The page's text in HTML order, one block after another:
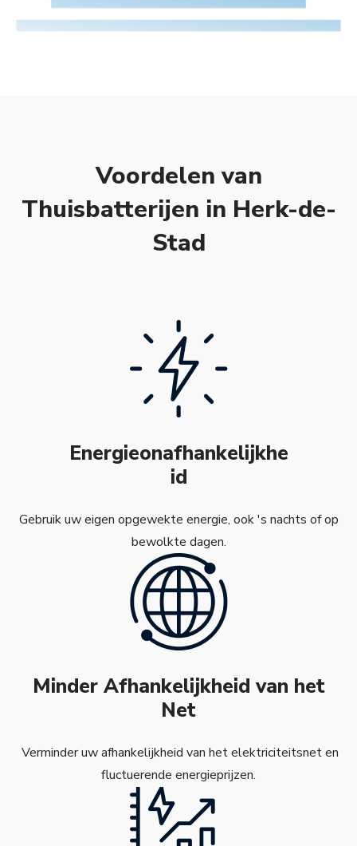
Voordelen van
Thuisbatterijen in Herk-de-
Stad
Energieonafhankelijkhe
id
Gebruik uw eigen opgewekte energie, ook 's nachts of op
bewolkte dagen.
Minder Afhankelijkheid van het
Net
Verminder uw afhankelijkheid van het elektriciteitsnet en
fluctuerende energieprijzen.